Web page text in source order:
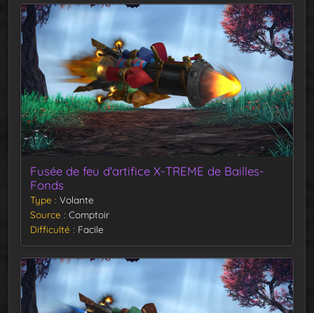
Fusée de feu d'artifice X-TREME de Bailles-
Fonds
Type
Volante
Source
Comptoir
Difficulté
Facile